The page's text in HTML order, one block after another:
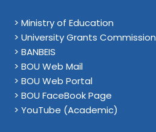
> Ministry of Education
> University Grants Commission
> BANBEIS
> BOU Web Mail
> BOU Web Portal
> BOU FaceBook Page
> YouTube (Academic)